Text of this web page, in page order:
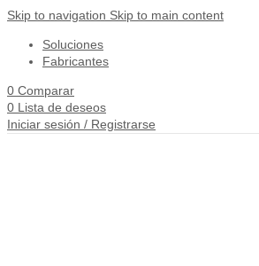
Skip to navigation Skip to main content
Soluciones
Fabricantes
0 Comparar
0 Lista de deseos
Iniciar sesión / Registrarse